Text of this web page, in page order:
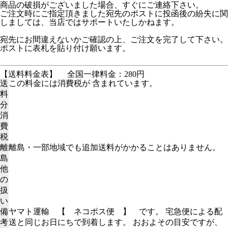
商品の破損がございました場合、すぐにご連絡下さい。
ご注文時にご指定頂きました宛先のポストに投函後の紛失に関
しましては、当店ではサポートいたしかねます。
宛先にお間違えないかご確認の上、ご注文を完了して下さい。
ポストに表札を貼り付け願います。
【送料料金表】
全国一律料金：280円
送
料
分
消
費
税
この料金には消費税が 含まれています。
離
島
他
の
扱
い
離島・一部地域でも追加送料がかかることはありません。
備
考
ヤマト運輸 【 ネコポス便 】 です。 宅急便による配
送と同じお日にちで到着します。 おおよその目安ですが、